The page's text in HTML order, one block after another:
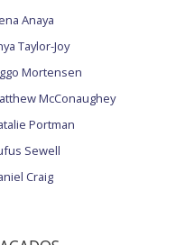
Anaya
Taylor-Joy
Mortensen
McConaughey
Portman
Sewell
Craig